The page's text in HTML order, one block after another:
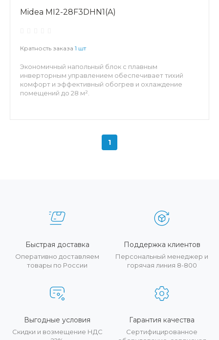
Midea MI2-28F3DHN1(A)
Кратность заказа 1 шт
Экономичный напольный блок с плавным
инверторным управлением обеспечивает тихий
комфорт и эффективный обогрев и охлаждение
помещений до 28 м².
1
Быстрая доставка
Оперативно доставляем
товары по России
Поддержка клиентов
Персональный менеджер и
горячая линия 8-800
Выгодные условия
Скидки и возмещение НДС
Гарантия качества
Сертифицированное